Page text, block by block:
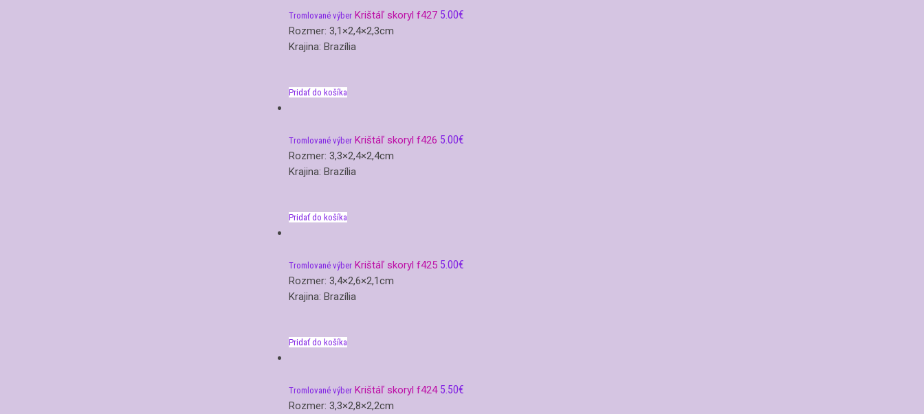
Tromlované výber Krištáľ skoryl f427 5.00€
Rozmer: 3,1×2,4×2,3cm
Krajina: Brazília
Pridať do košíka
Tromlované výber Krištáľ skoryl f426 5.00€
Rozmer: 3,3×2,4×2,4cm
Krajina: Brazília
Pridať do košíka
Tromlované výber Krištáľ skoryl f425 5.00€
Rozmer: 3,4×2,6×2,1cm
Krajina: Brazília
Pridať do košíka
Tromlované výber Krištáľ skoryl f424 5.50€
Rozmer: 3,3×2,8×2,2cm